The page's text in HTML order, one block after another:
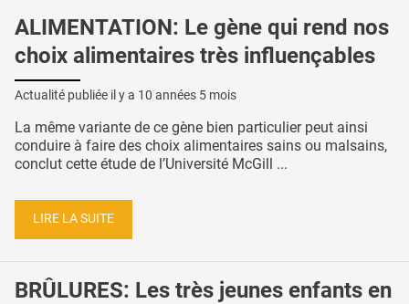
ALIMENTATION: Le gène qui rend nos
choix alimentaires très influençables
Actualité publiée il y a 10 années 5 mois
La même variante de ce gène bien particulier peut ainsi
conduire à faire des choix alimentaires sains ou malsains,
conclut cette étude de l’Université McGill ...
LIRE LA SUITE
BRÛLURES: Les très jeunes enfants en